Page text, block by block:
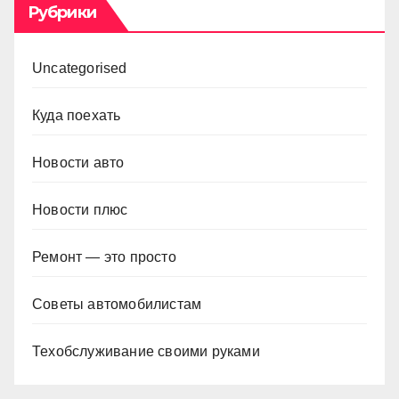
Рубрики
Uncategorised
Куда поехать
Новости авто
Новости плюс
Ремонт — это просто
Советы автомобилистам
Техобслуживание своими руками